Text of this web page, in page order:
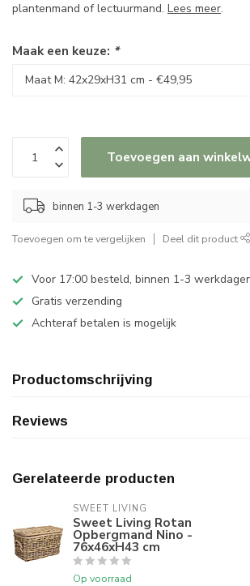
plantenmand of lectuurmand. Lees meer.
Maak een keuze: *
Toevoegen aan
binnen 1-3 werkdagen
Toevoegen om te vergelijken Deel dit product
Voor 17:00 besteld, binnen 1-3
Gratis verzending
Achteraf betalen is mogelijk
Productomschrijving
Reviews
Gerelateerde producten
SWEET LIVING
Sweet Living Rotan
Opbergmand Nino -
76x46xH43 cm
Op voorraad